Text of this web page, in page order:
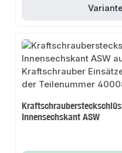
Innensechskant ASW